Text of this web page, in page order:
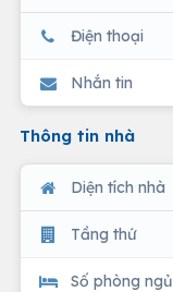
Điện thoại
Nhắn tin
Thông tin nhà
Diện tích nhà
Tầng thứ
Số phòng ngủ